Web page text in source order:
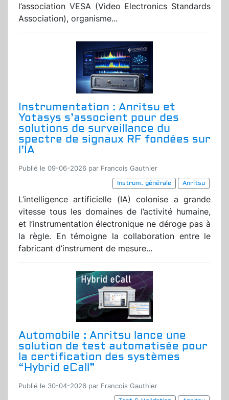
l’association VESA (Video Electronics Standards
Association), organisme...
Instrumentation : Anritsu et
Yotasys s’associent pour des
solutions de surveillance du
spectre de signaux RF fondées sur
l’IA
Publié le 09-06-2026 par Francois Gauthier
Instrum. générale
Anritsu
L’intelligence artificielle (IA) colonise a grande
vitesse tous les domaines de l’activité humaine,
et l’instrumentation électronique ne déroge pas à
la règle. En témoigne la collaboration entre le
fabricant d’instrument de mesure...
Automobile : Anritsu lance une
solution de test automatisée pour
la certification des systèmes
“Hybrid eCall”
Publié le 30-04-2026 par Francois Gauthier